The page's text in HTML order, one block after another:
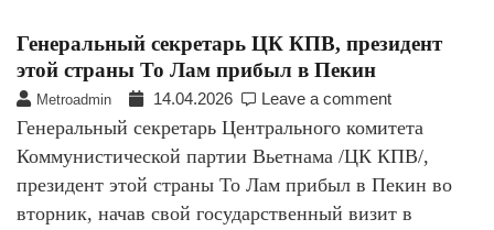
Генеральный секретарь ЦК КПВ, президент
этой страны То Лам прибыл в Пекин
Metroadmin 14.04.2026 Leave a comment
Генеральный секретарь Центрального комитета
Коммунистической партии Вьетнама /ЦК КПВ/,
президент этой страны То Лам прибыл в Пекин во
вторник, начав свой государственный визит в